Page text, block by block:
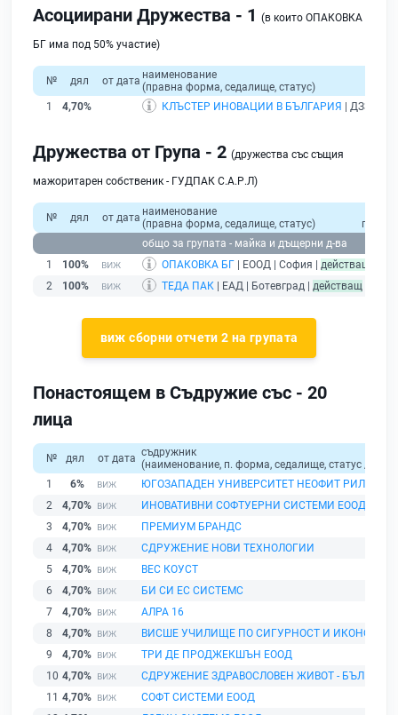
Асоциирани Дружества - 1 (в които ОПАКОВКА
БГ има под 50% участие)
№ дял от дата наименование
(правна форма, седалище, статус)
1
4,70% КЛЪСТЕР ИНОВАЦИИ В БЪЛГАРИЯ | ДЗЗД |
Дружества от Група - 2 (дружества със същия
мажоритарен собственик - ГУДПАК С.А.Р.Л)
№ дял от дата наименование
(правна форма, седалище, статус)
общо за групата - майка и дъщерни д-ва
1
100% ОПАКОВКА БГ | ЕООД | София | действащ
2
100% ТЕДА ПАК | ЕАД | Ботевград | действащ
виж сборни отчети 2 на групата
Понастоящем в Съдружие със - 20
лица
№ дял от дата съдружник
(наименование, п. форма, седалище, статус /
1
6%
ЮГОЗАПАДЕН УНИВЕРСИТЕТ НЕОФИТ РИЛСКИ
2
4,70%
ИНОВАТИВНИ СОФТУЕРНИ СИСТЕМИ ЕООД
3
4,70%
ПРЕМИУМ БРАНДС
4
4,70%
СДРУЖЕНИЕ НОВИ ТЕХНОЛОГИИ
5
4,70%
ВЕС КОУСТ
6
4,70%
БИ СИ ЕС СИСТЕМС
7
4,70%
АЛРА 16
8
4,70%
ВИСШЕ УЧИЛИЩЕ ПО СИГУРНОСТ И
9
4,70%
ТРИ ДЕ ПРОДЖЕКШЪН ЕООД
10 4,70%
СДРУЖЕНИЕ ЗДРАВОСЛОВЕН ЖИВОТ - БЪЛГАРИЯ
11 4,70%
СОФТ СИСТЕМИ ЕООД